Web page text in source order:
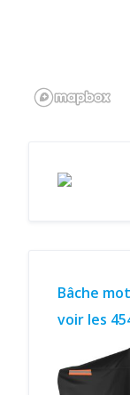
Bâche
voir les